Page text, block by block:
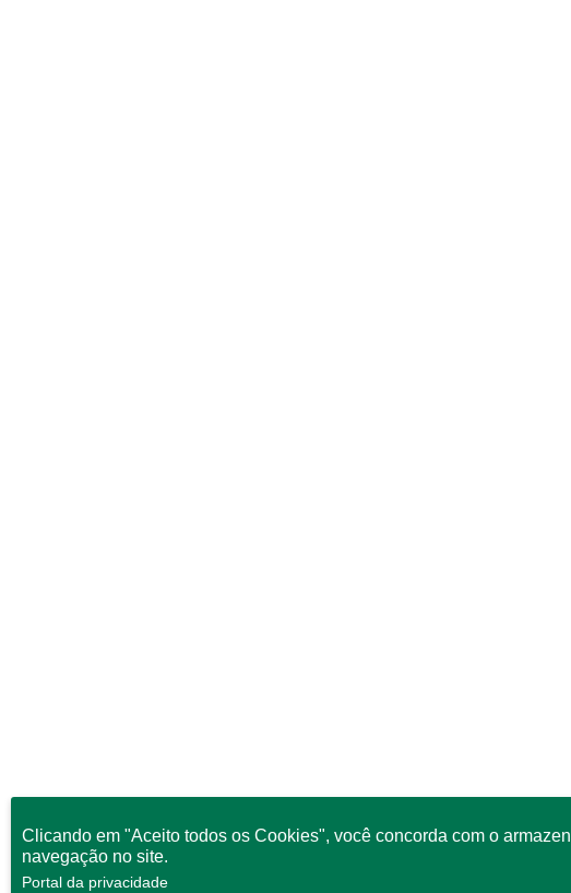
Clicando em "Aceito todos os Cookies", você concorda com o
navegação no site.
Portal da privacidade